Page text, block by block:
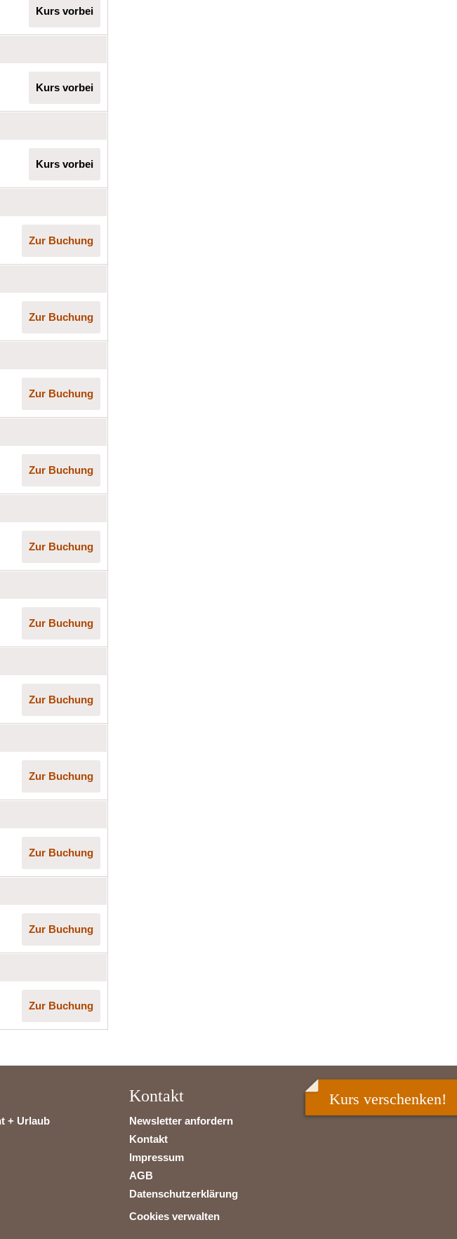
Kurs vorbei
Kurs vorbei
Kurs vorbei
Zur Buchung
Zur Buchung
Zur Buchung
Zur Buchung
Zur Buchung
Zur Buchung
Zur Buchung
Zur Buchung
Zur Buchung
Zur Buchung
Zur Buchung
+ Urlaub
Kontakt
Newsletter anfordern
Kontakt
Impressum
AGB
Datenschutzerklärung
Cookies verwalten
Kurs verschenken!